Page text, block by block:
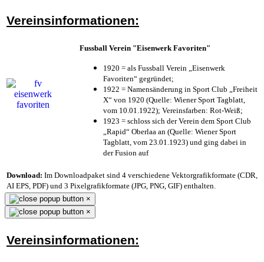
Vereinsinformationen:
Fussball Verein "Eisenwerk Favoriten"
1920 = als Fussball Verein „Eisenwerk
Favoriten“ gegründet;
1922 = Namensänderung in Sport Club „Freiheit
X“ von 1920 (Quelle: Wiener Sport Tagblatt,
vom 10.01.1922); Vereinsfarben: Rot-Weiß;
1923 = schloss sich der Verein dem Sport Club
„Rapid“ Oberlaa an (Quelle: Wiener Sport
Tagblatt, vom 23.01.1923) und ging dabei in
der Fusion auf
Download: Im Downloadpaket sind 4 verschiedene Vektorgrafikformate (CDR,
AI EPS, PDF) und 3 Pixelgrafikformate (JPG, PNG, GIF) enthalten.
×
×
Vereinsinformationen: